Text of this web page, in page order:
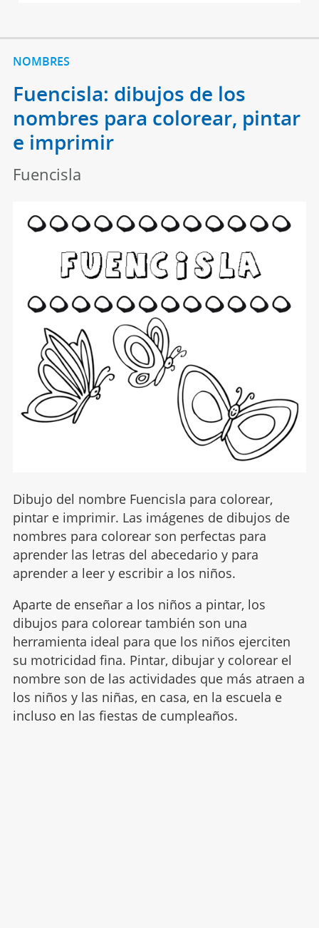
NOMBRES
Fuencisla: dibujos de los
nombres para colorear, pintar
e imprimir
Fuencisla
Dibujo del nombre Fuencisla para colorear,
pintar e imprimir. Las imágenes de dibujos de
nombres para colorear son perfectas para
aprender las letras del abecedario y para
aprender a leer y escribir a los niños.
Aparte de enseñar a los niños a pintar, los
dibujos para colorear también son una
herramienta ideal para que los niños ejerciten
su motricidad fina. Pintar, dibujar y colorear el
nombre son de las actividades que más atraen a
los niños y las niñas, en casa, en la escuela e
incluso en las fiestas de cumpleaños.